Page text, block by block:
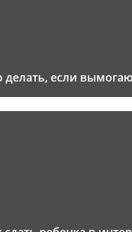
делать, если